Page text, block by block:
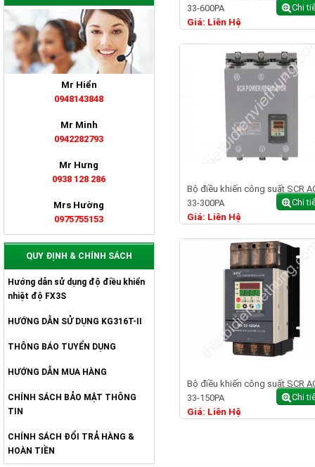
33-600PA
Giá: Liên Hệ
Chi
Bộ điều khiến công suất SCR
33-300PA
Giá: Liên Hệ
Chi
Bộ điều khiến công suất SCR
33-150PA
Giá: Liên Hệ
Chi
Mr Hiển
0948143848
Mr Minh
0942282793
Mr Hưng
0938 128 286
Mrs Hường
0975755153
QUY ĐỊNH & CHÍNH SÁCH
Hướng dẫn sử dụng độ điều khiển
nhiệt độ FX3S
HƯỚNG DẪN SỬ DỤNG KG316T-II
THÔNG BÁO TUYỂN DỤNG
HƯỚNG DẪN MUA HÀNG
CHÍNH SÁCH BẢO MẬT THÔNG
TIN
CHÍNH SÁCH ĐỔI TRẢ HÀNG &
HOÀN TIỀN